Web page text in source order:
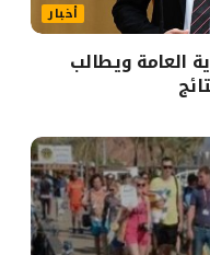
أخبار
العامة ويطالب